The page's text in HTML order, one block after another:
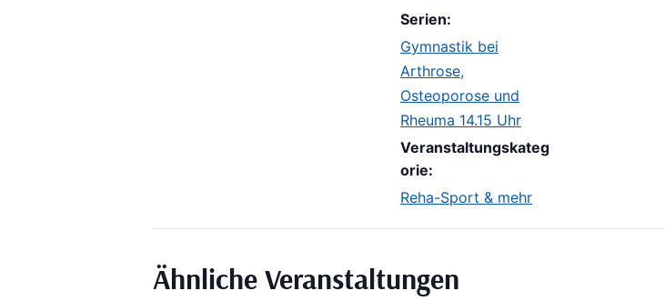
Serien:
Gymnastik bei
Arthrose,
Osteoporose und
Rheuma 14.15 Uhr
Veranstaltungskateg
orie:
Reha-Sport & mehr
Ähnliche Veranstaltungen